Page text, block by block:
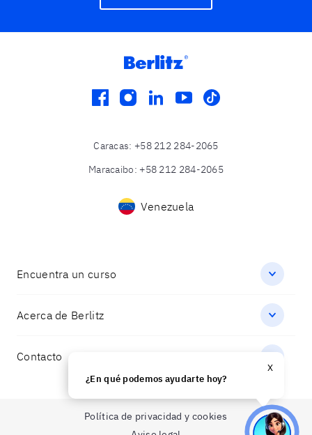
X
¿En qué podemos ayudarte hoy?
facebook
instagram
linkedin
youtube
tiktok
Caracas: +58 212 284-2065
Maracaibo: +58 212 284-2065
Venezuela
Encuentra un curso
Acerca de Berlitz
Contacto
Política de privacidad y cookies